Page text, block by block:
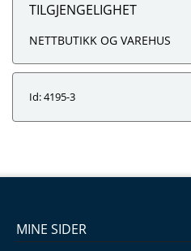
TILGJENGELIGHET
NETTBUTIKK OG VAREHUS
Id: 4195-3
MINE SIDER